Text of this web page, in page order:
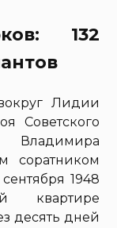
132
Лидии
Советского
Владимира
соратником
1948
квартире
десять дней